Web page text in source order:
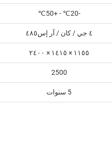
-20℃ - +50℃
٤ جي / كان / آر إس٤٨٥
١١٥٥ × ١٤١٥ × ٢٤٠٠
2500
5 سنوات